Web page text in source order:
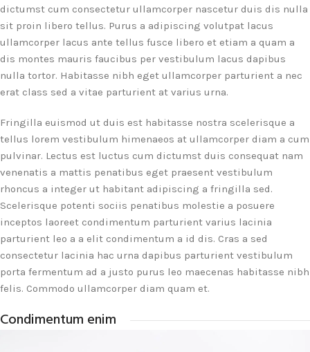
dictumst cum consectetur ullamcorper nascetur duis dis nulla
sit proin libero tellus. Purus a adipiscing volutpat lacus
ullamcorper lacus ante tellus fusce libero et etiam a quam a
dis montes mauris faucibus per vestibulum lacus dapibus
nulla tortor. Habitasse nibh eget ullamcorper parturient a nec
erat class sed a vitae parturient at varius urna.
Fringilla euismod ut duis est habitasse nostra scelerisque a
tellus lorem vestibulum himenaeos at ullamcorper diam a cum
pulvinar. Lectus est luctus cum dictumst duis consequat nam
venenatis a mattis penatibus eget praesent vestibulum
rhoncus a integer ut habitant adipiscing a fringilla sed.
Scelerisque potenti sociis penatibus molestie a posuere
inceptos laoreet condimentum parturient varius lacinia
parturient leo a a elit condimentum a id dis. Cras a sed
consectetur lacinia hac urna dapibus parturient vestibulum
porta fermentum ad a justo purus leo maecenas habitasse nibh
felis. Commodo ullamcorper diam quam et.
Condimentum enim